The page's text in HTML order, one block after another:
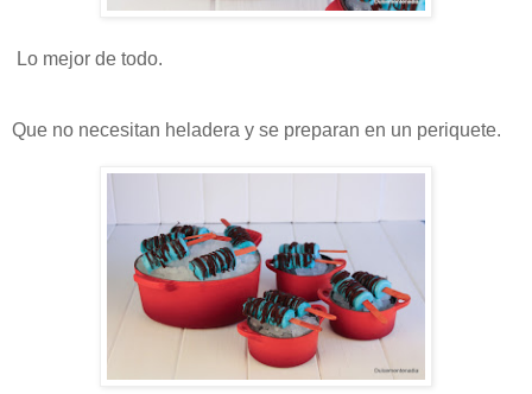
Lo mejor de todo.
Que no necesitan heladera y se preparan en un periquete.